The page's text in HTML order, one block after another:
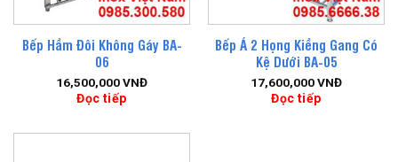
Bếp Hầm Đôi Không Gáy BA-
06
16,500,000VNĐ
Đọc tiếp
Bếp Á 2 Họng Kiềng Gang Có
Kệ Dưới BA-05
17,600,000VNĐ
Đọc tiếp